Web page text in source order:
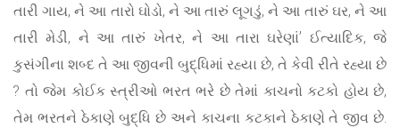
તારી ગાય, ને આ તારો ઘોડો, ને આ તારું લૂગડું, ને આ તારું ઘર, ને આ
તારી મેડી, ને આ તારું ખેતર, ને આ તારા ઘરેણાં’ ઈત્યાદિક, જે
કુસંગીના શબ્દ તે આ જીવની બુદ્ધિમાં રહ્યા છે, તે કેવી રીતે રહ્યા છે
? તો જેમ કોઈક સ્ત્રીઓ ભરત ભરે છે તેમાં કાચનો કટકો હોય છે,
તેમ ભરતને ઠેકાણે બુદ્ધિ છે અને કાચના કટકાને ઠેકાણે તે જીવ છે.